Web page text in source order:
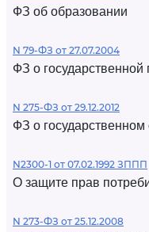
ФЗ об образовании
N 79-ФЗ от 27.07.2004
ФЗ о
N 275-ФЗ от 29.12.2012
ФЗ о
N2300-1 от 07.02.1992 ЗППП
О защите прав
N 273-ФЗ от 25.12.2008